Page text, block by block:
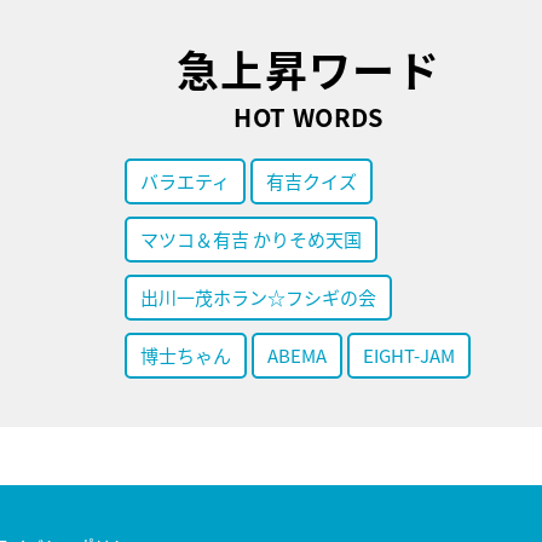
急上昇ワード
HOT WORDS
バラエティ 有吉クイズ
マツコ＆有吉 かりそめ天国
出川一茂ホラン☆フシギの会
博士ちゃん ABEMA EIGHT-JAM